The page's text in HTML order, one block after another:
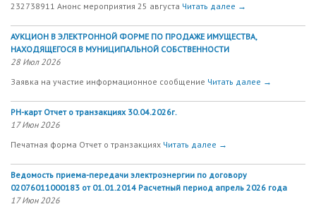
232738911 Анонс мероприятия 25 августа Читать далее →
АУКЦИОН В ЭЛЕКТРОННОЙ ФОРМЕ ПО ПРОДАЖЕ ИМУЩЕСТВА,
НАХОДЯЩЕГОСЯ В МУНИЦИПАЛЬНОЙ СОБСТВЕННОСТИ
28 Июл 2026
Заявка на участие информационное сообщение Читать далее →
РН-карт Отчет о транзакциях 30.04.2026г.
17 Июн 2026
Печатная форма Отчет о транзакциях Читать далее →
Ведомость приема-передачи электроэнергии по договору
02076011000183 от 01.01.2014 Расчетный период апрель 2026 года
17 Июн 2026